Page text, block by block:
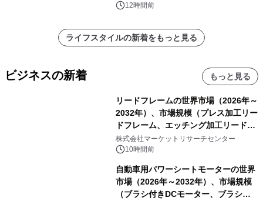
12時間前
ライフスタイルの新着をもっと見る
ビジネスの新着 もっと見る
リードフレームの世界市場（2026年～
2032年）、市場規模（プレス加工リー
ドフレーム、エッチング加工リードフ
レーム）・分析レポートを発表
株式会社マーケットリサーチセンター
10時間前
自動車用パワーシートモーターの世界
市場（2026年～2032年）、市場規模
（ブラシ付きDCモーター、ブラシレ